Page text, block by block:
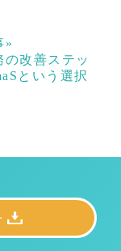
»
の改善ステッ
という選択